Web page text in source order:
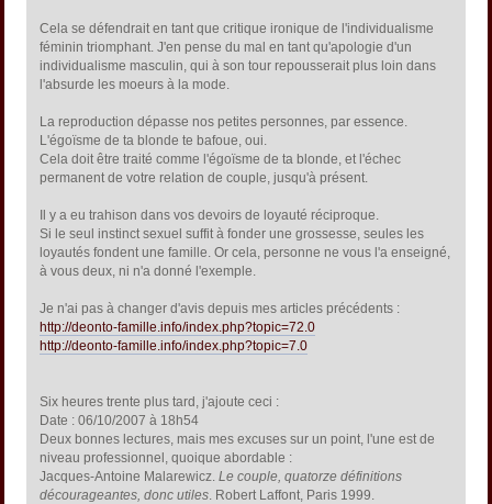
Cela se défendrait en tant que critique ironique de l'individualisme
féminin triomphant. J'en pense du mal en tant qu'apologie d'un
individualisme masculin, qui à son tour repousserait plus loin dans
l'absurde les moeurs à la mode.
La reproduction dépasse nos petites personnes, par essence.
L'égoïsme de ta blonde te bafoue, oui.
Cela doit être traité comme l'égoïsme de ta blonde, et l'échec
permanent de votre relation de couple, jusqu'à présent.
Il y a eu trahison dans vos devoirs de loyauté réciproque.
Si le seul instinct sexuel suffit à fonder une grossesse, seules les
loyautés fondent une famille. Or cela, personne ne vous l'a enseigné,
à vous deux, ni n'a donné l'exemple.
Je n'ai pas à changer d'avis depuis mes articles précédents :
http://deonto-famille.info/index.php?topic=72.0
http://deonto-famille.info/index.php?topic=7.0
Six heures trente plus tard, j'ajoute ceci :
Date : 06/10/2007 à 18h54
Deux bonnes lectures, mais mes excuses sur un point, l'une est de
niveau professionnel, quoique abordable :
Jacques-Antoine Malarewicz.Le couple, quatorze définitions
décourageantes, donc utiles. Robert Laffont, Paris 1999.